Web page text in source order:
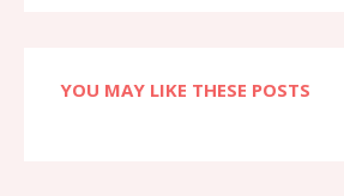
YOU MAY LIKE THESE POSTS